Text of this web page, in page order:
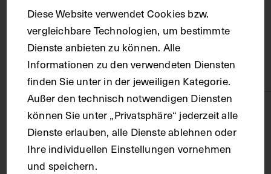
Material
Papier
Technik
Fotografie
Diese Website verwendet Cookies bzw.
vergleichbare Technologien, um bestimmte
Dienste anbieten zu können. Alle
Informationen zu den verwendeten Diensten
finden Sie unter in der jeweiligen Kategorie.
Außer den technisch notwendigen Diensten
können Sie unter „Privatsphäre“ jederzeit alle
Dienste erlauben, alle Dienste ablehnen oder
Ihre individuellen Einstellungen vornehmen
und speichern.